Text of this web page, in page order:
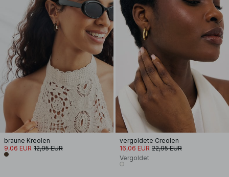
braune Kreolen
9,06 EUR 12,95 EUR
vergoldete Creolen
16,06 EUR 22,95 EUR
Vergoldet